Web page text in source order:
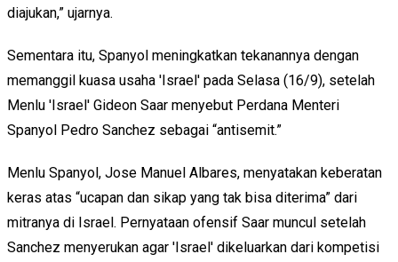
diajukan,” ujarnya.
Sementara itu, Spanyol meningkatkan tekanannya dengan
memanggil kuasa usaha 'Israel' pada Selasa (16/9), setelah
Menlu 'Israel' Gideon Saar menyebut Perdana Menteri
Spanyol Pedro Sanchez sebagai “antisemit.”
Menlu Spanyol, Jose Manuel Albares, menyatakan keberatan
keras atas “ucapan dan sikap yang tak bisa diterima” dari
mitranya di Israel. Pernyataan ofensif Saar muncul setelah
Sanchez menyerukan agar 'Israel' dikeluarkan dari kompetisi